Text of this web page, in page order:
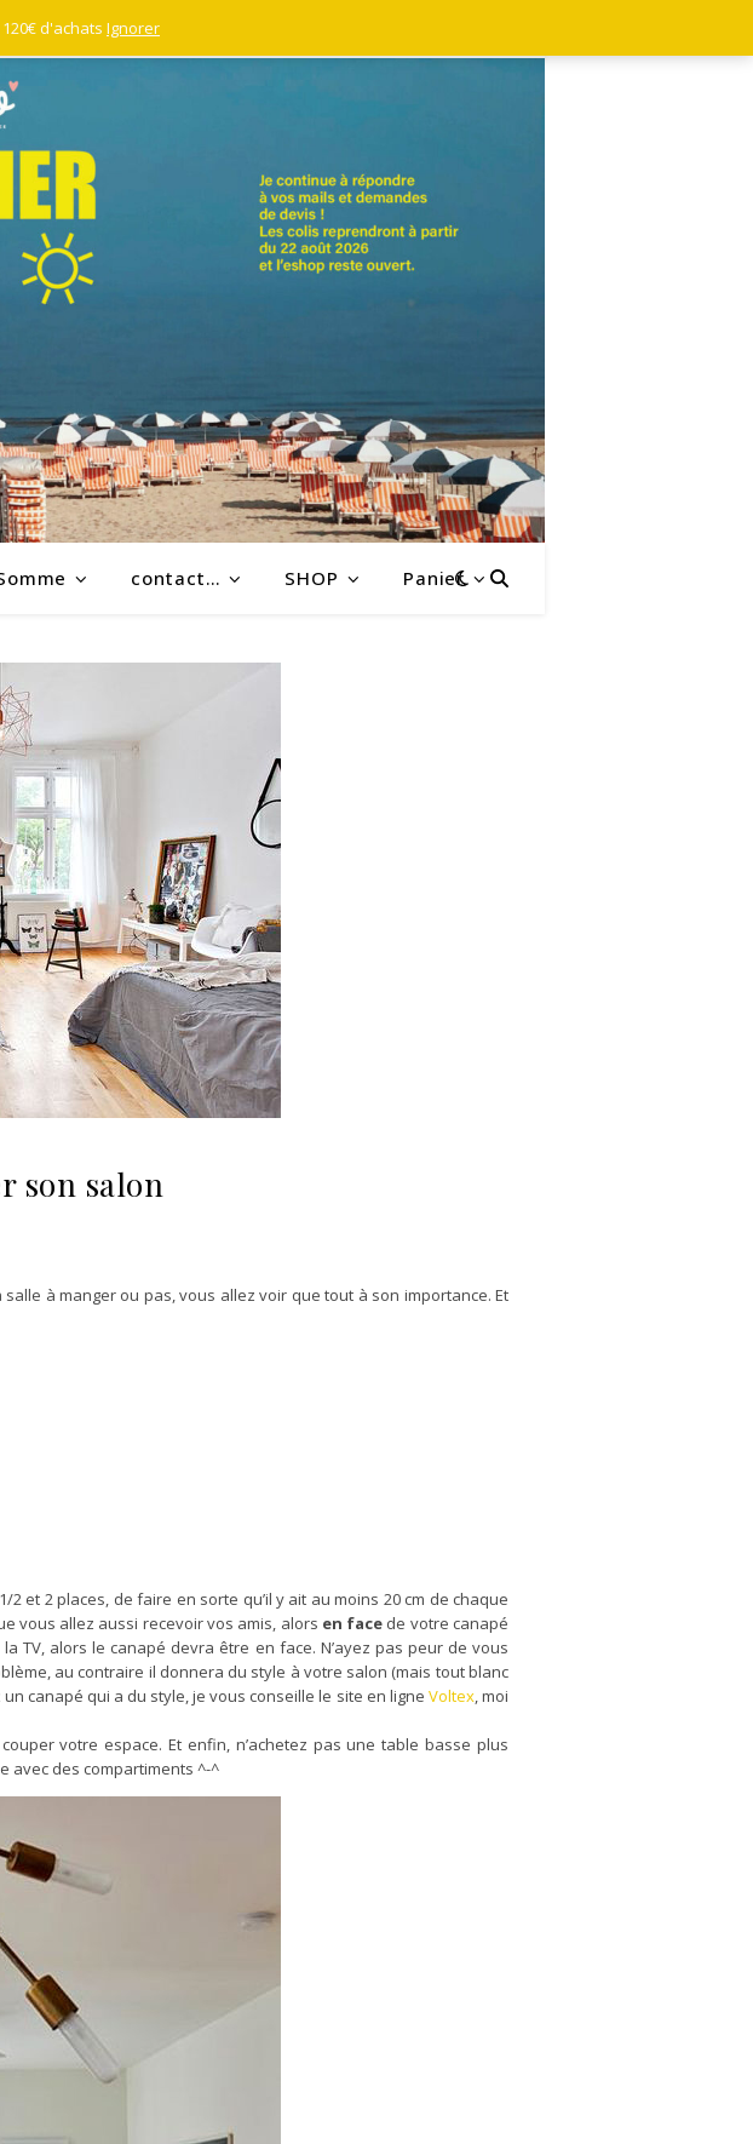
contact… SHOP Panier
son salon
à manger ou pas, vous allez voir que tout à son importance. Et
et 2 places, de faire en sorte qu’il y ait au moins 20 cm de chaque
vous allez aussi recevoir vos amis, alors en face de votre canapé
TV, alors le canapé devra être en face. N’ayez pas peur de vous
au contraire il donnera du style à votre salon (mais tout blanc
canapé qui a du style, je vous conseille le site en ligne Voltex, moi
votre espace. Et enfin, n’achetez pas une table basse plus
avec des compartiments ^-^
d'achats Ignorer